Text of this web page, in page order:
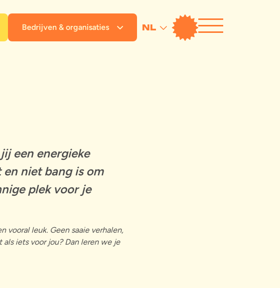
Bedrijven & organisaties NL
een energieke
niet bang is om
plek voor je
vooral leuk. Geen saaie verhalen,
iets voor jou? Dan leren we je